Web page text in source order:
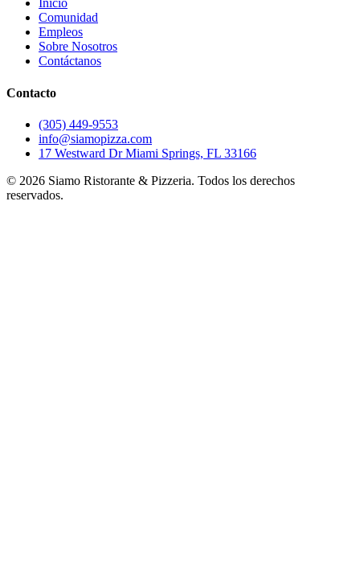
Inicio
Comunidad
Empleos
Sobre Nosotros
Contáctanos
Contacto
(305) 449-9553
info@siamopizza.com
17 Westward Dr Miami Springs, FL 33166
© 2026 Siamo Ristorante & Pizzeria. Todos los derechos
reservados.